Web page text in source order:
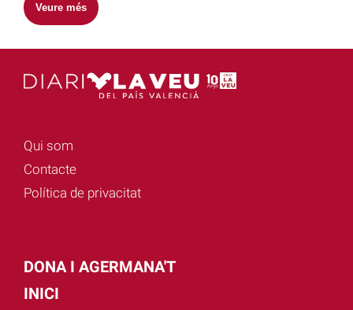
Veure més
Qui som
Contacte
Política de privacitat
DONA I AGERMANA'T
INICI